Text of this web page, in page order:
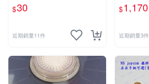
爾德 官方配布
$30
近期銷量11件
0 週年
版)
$1,170
近期銷量3件